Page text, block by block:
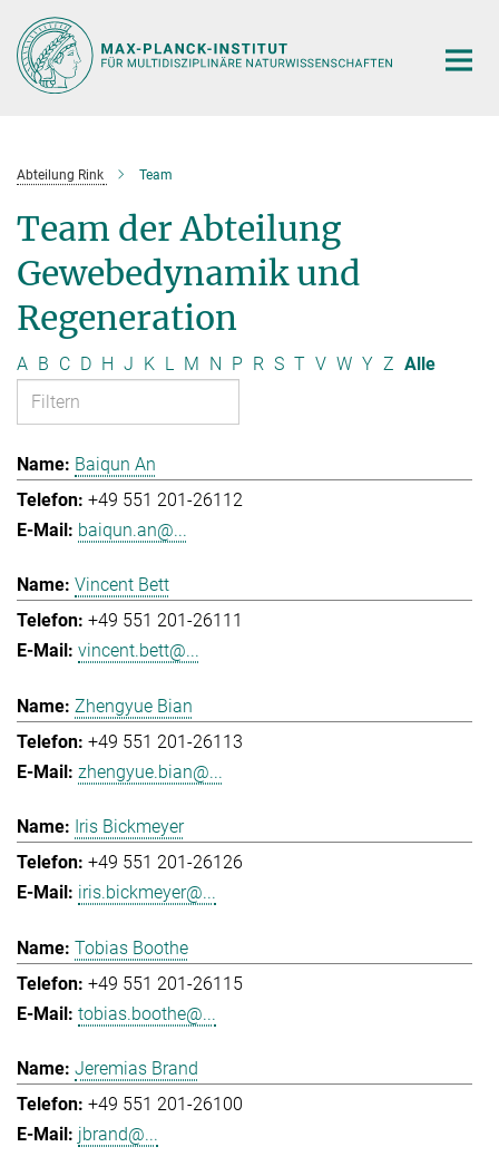
Hauptinhalt
Abteilung Rink Team
Team der Abteilung
Gewebedynamik und
Regeneration
A B C D H J K L M N P R S T V W Y Z Alle
Baiqun An
+49 551 201-26112
baiqun.an@...
Vincent Bett
+49 551 201-26111
vincent.bett@...
Zhengyue Bian
+49 551 201-26113
zhengyue.bian@...
Iris Bickmeyer
+49 551 201-26126
iris.bickmeyer@...
Tobias Boothe
+49 551 201-26115
tobias.boothe@...
Jeremias Brand
+49 551 201-26100
jbrand@...